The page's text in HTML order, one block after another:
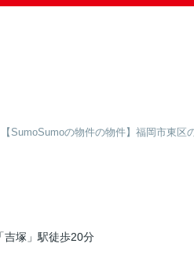
【SumoSumoの物件の物件】福岡市東区
吉塚」駅徒歩20分